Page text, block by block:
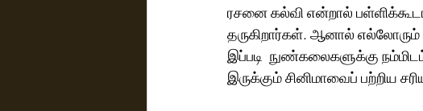
ரசனை கல்வி என்றால்
தருகிறார்கள். ஆனால்
இப்படி  நுண்கலைகளுக்கு
இருக்கும் சினிமாவைப் பற்றிய